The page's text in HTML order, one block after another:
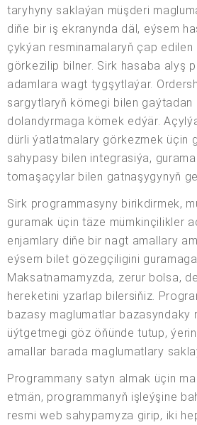
taryhyny saklaýan müşderi
diňe bir iş ekranynda däl, eýsem
çykýan resminamalaryň çap edilen
görkezilip bilner. Sirk hasaba alyş
adamlara wagt tygşytlaýar.
sargytlaryň kömegi bilen gaýtadan
dolandyrmaga kömek edýär.
dürli ýatlatmalary görkezmek üçin
sahypasy bilen integrasiýa,
tomaşaçylar bilen gatnaşygynyň
Sirk programmasyny birikdirmek,
guramak üçin täze mümkinçilikler
enjamlary diňe bir nagt amallary
eýsem bilet gözegçiligini
Maksatnamamyzda, zerur bolsa,
hereketini yzarlap bilersiňiz.
bazasy maglumatlar bazasyndaky
üýtgetmegi göz öňünde tutup,
amallar barada maglumatlary
Programmany satyn almak üçin
etmän, programmanyň işleýşine
resmi web sahypamyza girip, iki